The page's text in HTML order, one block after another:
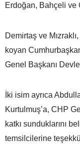
Erdoğan, Bahçeli ve
Demirtaş ve
koyan
Genel Başkanı
İki isim ayrıca
Kurtulmuş’a, CHP
katkı sunduklarını
temsilcilerine